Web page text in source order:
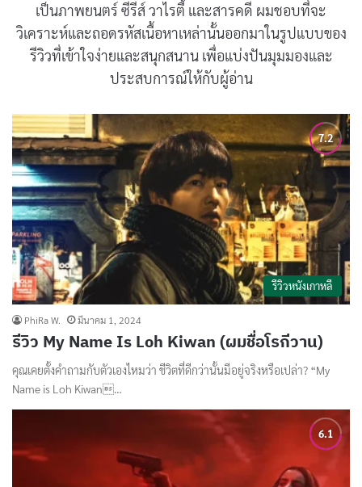
เป็นภาพยนตร์ ซีรีส์ วาไรตี้ และสารคดี ผมชอบที่จะ
วิเคราะห์และถอดรหัสเนื้อหาเหล่านั้นออกมาในรูปแบบของ
รีวิวที่เข้าใจง่ายและสนุกสนาน เพื่อแบ่งปันมุมมองและ
ประสบการณ์ให้กับผู้อ่าน
รีวิวหนังเกาหลี
PhiRa W. มีนาคม 1, 2024
รีวิว My Name Is Loh Kiwan (ผมชื่อโรกีวาน)
คุณเคยตั้งคำถามกับตัวเองไหมว่า ชีวิตที่ดีกว่านั้นมีอยู่จริงหรือเปล่า? “My
Name is Loh Kiwan…